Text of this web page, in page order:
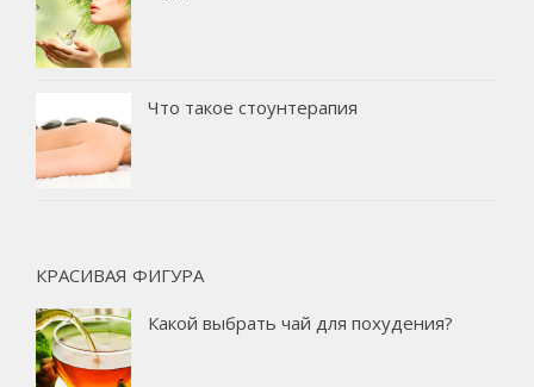
Что такое стоунтерапия
КРАСИВАЯ ФИГУРА
Какой выбрать чай для похудения?